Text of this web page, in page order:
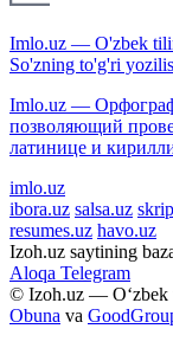
Imlo.uz — O'zbek
So'zning to'g'ri
Imlo.uz —
позволяющий
латинице и
imlo.uz
ibora.uz salsa.uz
resumes.uz havo.uz
Izoh.uz saytining
Aloqa Telegram
© Izoh.uz — O‘zbek
Obuna va